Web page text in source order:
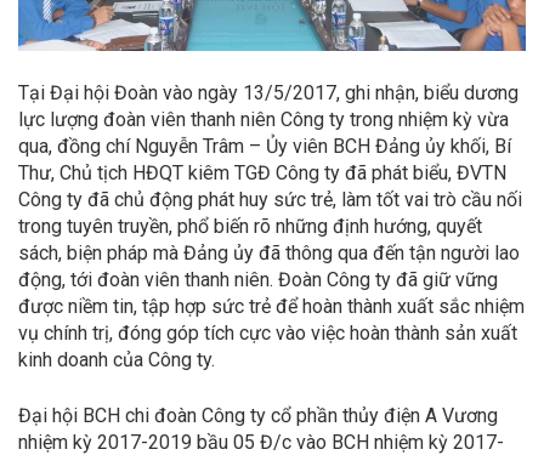
Tại Đại hội Đoàn vào ngày 13/5/2017, ghi nhận, biểu dương
lực lượng đoàn viên thanh niên Công ty trong nhiệm kỳ vừa
qua, đồng chí Nguyễn Trâm – Ủy viên BCH Đảng ủy khối, Bí
Thư, Chủ tịch HĐQT kiêm TGĐ Công ty đã phát biểu, ĐVTN
Công ty đã chủ động phát huy sức trẻ, làm tốt vai trò cầu nối
trong tuyên truyền, phổ biến rõ những định hướng, quyết
sách, biện pháp mà Đảng ủy đã thông qua đến tận người lao
động, tới đoàn viên thanh niên. Đoàn Công ty đã giữ vững
được niềm tin, tập hợp sức trẻ để hoàn thành xuất sắc nhiệm
vụ chính trị, đóng góp tích cực vào việc hoàn thành sản xuất
kinh doanh của Công ty.
Đại hội BCH chi đoàn Công ty cổ phần thủy điện A Vương
nhiệm kỳ 2017-2019 bầu 05 Đ/c vào BCH nhiệm kỳ 2017-